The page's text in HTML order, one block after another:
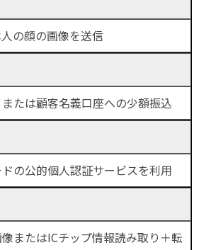
の顔の画像を送信
たは顧客名義口座への少額振込
の公的個人認証サービスを利用
またはICチップ情報読み取り＋転